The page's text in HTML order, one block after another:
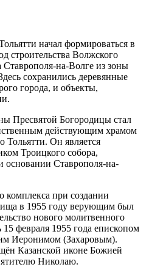
начал формироваться в
строительства Волжского
Ставрополя-на-Волге из зоны
сохранились деревянные
города, и объекты,
Пресвятой Богородицы стал
действующим храмом
Тольятти. Он является
Троицкого собора,
основании Ставрополя-на-
комплекса при создании
в 1955 году верующим был
нового молитвенного
февраля 1955 года епископом
Иеронимом (Захаровым).
Казанской иконе Божией
Николаю.